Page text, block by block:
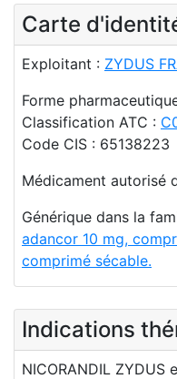
Carte
Exploitant : ZYDUS
Forme
Classification ATC :
Code CIS : 65138223
Médicament autorisé
Générique dans la
adancor 10 mg,
comprimé sécable.
Indications
NICORANDIL